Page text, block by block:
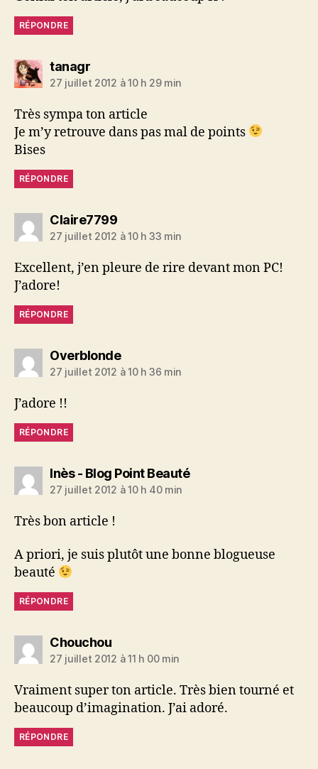
RÉPONDRE
tanagrdit :
27 juillet 2012 à 10 h 29 min
Très sympa ton article
Je m’y retrouve dans pas mal de points
Bises
RÉPONDRE
Claire7799dit :
27 juillet 2012 à 10 h 33 min
Excellent, j’en pleure de rire devant mon PC!
J’adore!
RÉPONDRE
Overblondedit :
27 juillet 2012 à 10 h 36 min
J’adore !!
RÉPONDRE
Inès - Blog Point Beautédit :
27 juillet 2012 à 10 h 40 min
Très bon article !
A priori, je suis plutôt une bonne blogueuse
beauté
RÉPONDRE
Chouchoudit :
27 juillet 2012 à 11 h 00 min
Vraiment super ton article. Très bien tourné et
beaucoup d’imagination. J’ai adoré.
RÉPONDRE